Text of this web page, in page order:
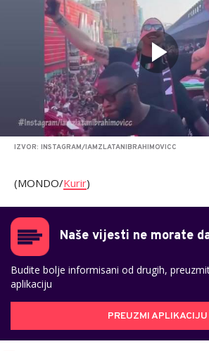
IZVOR: INSTAGRAM/IAMZLATANIBRAHIMOVICC
(MONDO/Kurir)
Naše vijesti ne morate
Budite bolje informisani od drugih,
aplikaciju
PREUZMI APLIKACIJU